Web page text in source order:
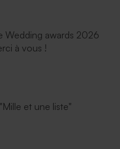
Wedding awards 2026
à vous !
et une liste"